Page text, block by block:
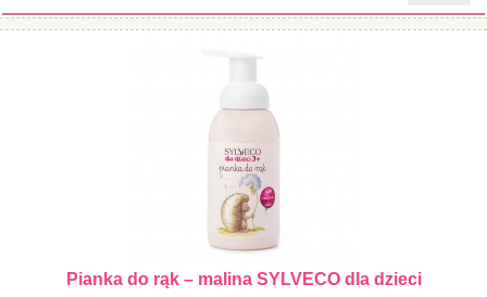
Pianka do rąk – malina SYLVECO dla dzieci